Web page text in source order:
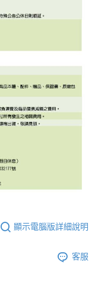
顯示電腦版詳細說明
客服